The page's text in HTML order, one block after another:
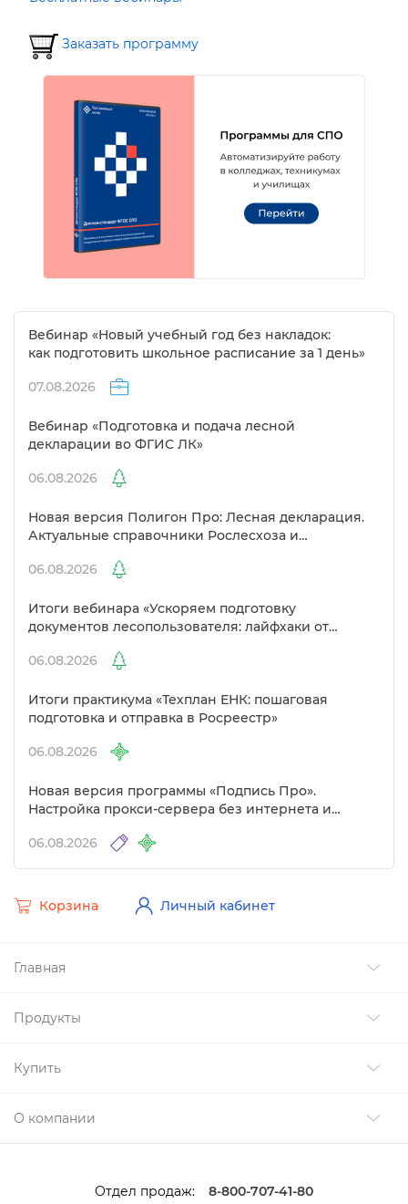
Заказать программу
ебинар «Новый учебный год без накладок:
как подготовить школьное расписание за 1 день»
07.08.2026
ебинар «Подготовка и подача лесной
декларации во ФГИС ЛК»
06.08.2026
Новая версия Полигон Про: Лесная декларация.
Актуальные справочники Рослесхоза и
06.08.2026
Итоги вебинара «Ускоряем подготовку
документов лесопользователя: лайфхаки от
06.08.2026
Итоги практикума «Техплан ЕНК: пошаговая
подготовка и отправка в Росреестр»
06.08.2026
Новая версия программы «Подпись Про».
Настройка прокси-сервера без интернета и
06.08.2026
Главная
Продукты
Купить
О компании
Корзина Личный кабинет
Отдел продаж: 8-800-707-41-80